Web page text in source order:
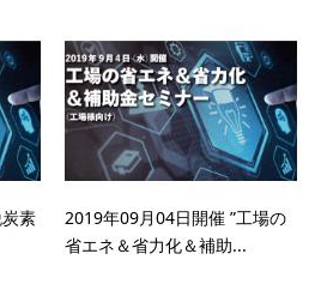
素
2019年09月04日開催 ”工場の
省エネ＆省力化＆補助...